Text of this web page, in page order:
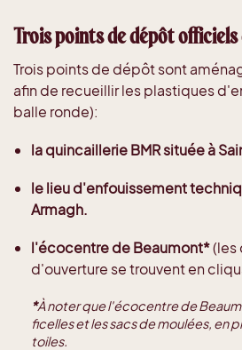
Trois points de dépôt
Trois points de dépôt sont
afin de recueillir les plastiques
balle ronde):
la quincaillerie BMR située à
le lieu d'enfouissement
Armagh.
l'écocentre de Beaumont*(les
d'ouverture se trouvent en
*À noter que l'écocentre de
ficelles et les sacs de moulées, en
toiles.